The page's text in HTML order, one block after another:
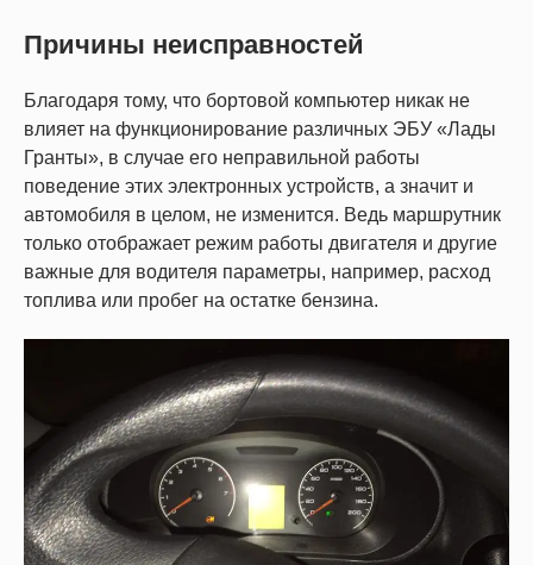
Причины неисправностей
Благодаря тому, что бортовой компьютер никак не
влияет на функционирование различных ЭБУ «Лады
Гранты», в случае его неправильной работы
поведение этих электронных устройств, а значит и
автомобиля в целом, не изменится. Ведь маршрутник
только отображает режим работы двигателя и другие
важные для водителя параметры, например, расход
топлива или пробег на остатке бензина.